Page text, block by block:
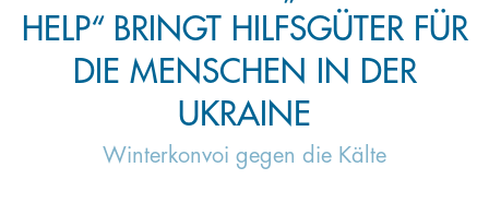
Paten und Projekte
Trauer und Testament
HELP“ BRINGT HILFSGÜTER FÜR
DIE MENSCHEN IN DER
UKRAINE
Winterkonvoi gegen die Kälte